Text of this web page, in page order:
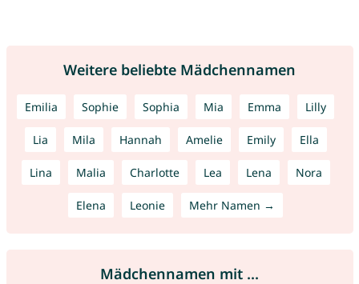
Weitere beliebte Mädchennamen
Emilia Sophie Sophia Mia Emma Lilly
Lia Mila Hannah Amelie Emily Ella
Lina Malia Charlotte Lea Lena Nora
Elena Leonie Mehr Namen →
Mädchennamen mit ...